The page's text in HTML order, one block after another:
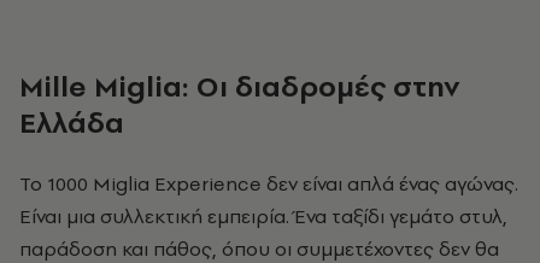
Mille Miglia: Οι διαδρομές στην
Ελλάδα
Το 1000 Miglia Experience δεν είναι απλά ένας αγώνας.
Είναι μια συλλεκτική εμπειρία. Ένα ταξίδι γεμάτο στυλ,
παράδοση και πάθος, όπου οι συμμετέχοντες δεν θα